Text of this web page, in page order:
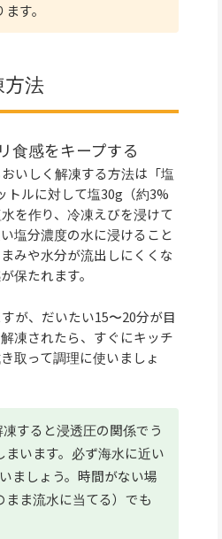
す。
法
食感をキープする
いしく解凍する方法は「塩
トルに対して塩30g（約3%
を作り、冷凍えびを浸けて
塩分濃度の水に浸けること
みや水分が流出しにくくな
保たれます。
が、だいたい15〜20分が目
凍されたら、すぐにキッチ
取って調理に使いましょ
すると浸透圧の関係でう
まいます。必ず海水に近い
ましょう。時間がない場
ま流水に当てる）でも